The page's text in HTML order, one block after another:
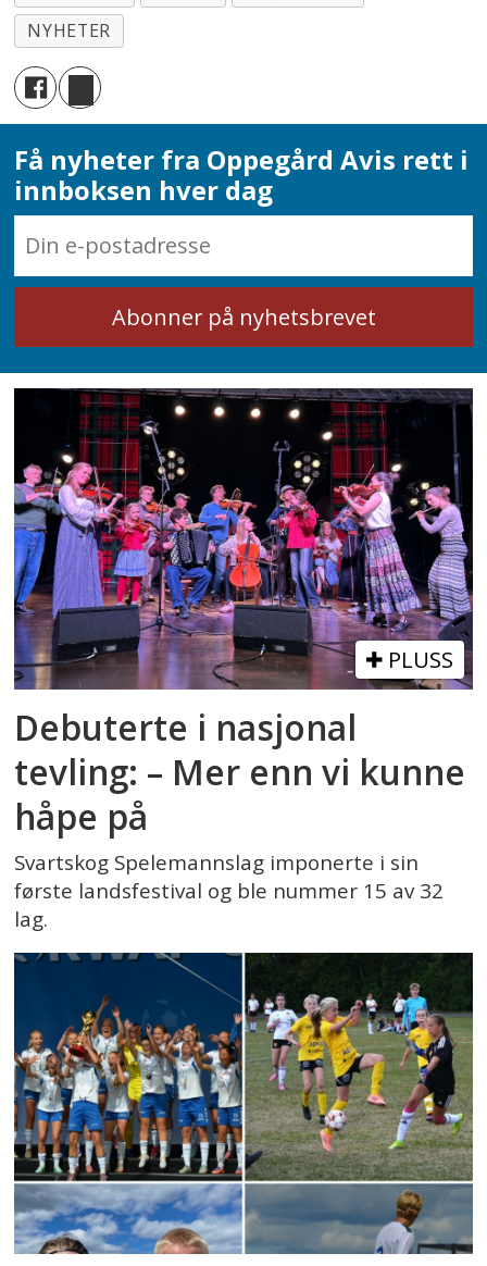
NYHETER
Få nyheter fra Oppegård Avis rett i
innboksen hver dag
PLUSS
Debuterte i nasjonal
tevling: – Mer enn vi kunne
håpe på
Svartskog Spelemannslag imponerte i sin
første landsfestival og ble nummer 15 av 32
lag.